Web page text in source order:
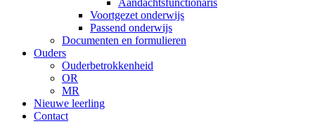
Aandachtsfunctionaris
Voortgezet onderwijs
Passend onderwijs
Documenten en formulieren
Ouders
Ouderbetrokkenheid
OR
MR
Nieuwe leerling
Contact